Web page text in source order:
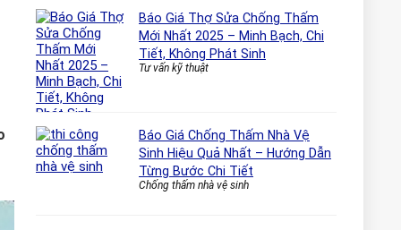
Báo Giá Thợ Sửa Chống Thấm
Mới Nhất 2025 – Minh Bạch, Chi
Tiết, Không Phát Sinh
Tư vấn kỹ thuật
Báo Giá Chống Thấm Nhà Vệ
Sinh Hiệu Quả Nhất – Hướng Dẫn
Từng Bước Chi Tiết
Chống thấm nhà vệ sinh